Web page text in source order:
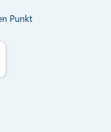
Punkt